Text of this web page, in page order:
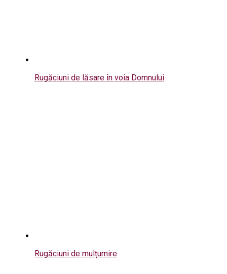
Rugăciuni de lăsare în voia Domnului
Rugăciuni de mulțumire